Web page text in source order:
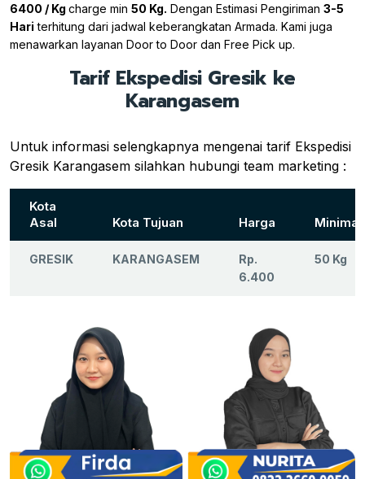
6400 / Kg charge min 50 Kg. Dengan Estimasi Pengiriman 3-5
Hari terhitung dari jadwal keberangkatan Armada. Kami juga
menawarkan layanan Door to Door dan Free Pick up.
Tarif Ekspedisi Gresik ke
Karangasem
Untuk informasi selengkapnya mengenai tarif Ekspedisi
Gresik Karangasem silahkan hubungi team marketing :
Kota
Asal
Kota Tujuan Harga Minimal
GRESIK KARANGASEM
Rp.
6.400
50 Kg